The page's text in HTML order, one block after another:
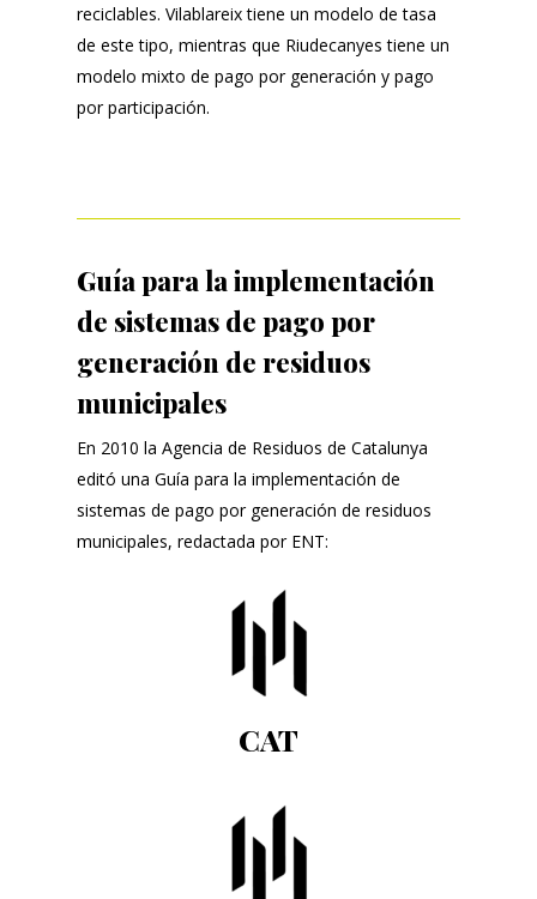
reciclables. Vilablareix tiene un modelo de tasa
de este tipo, mientras que Riudecanyes tiene un
modelo mixto de pago por generación y pago
por participación.
Guía para la implementación
de sistemas de pago por
generación de residuos
municipales
En 2010 la Agencia de Residuos de Catalunya
editó una Guía para la implementación de
sistemas de pago por generación de residuos
municipales, redactada por ENT:
CAT